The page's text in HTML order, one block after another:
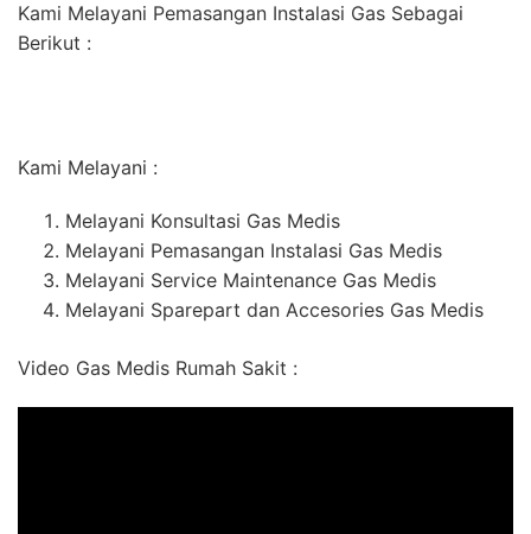
Kami Melayani Pemasangan Instalasi Gas Sebagai
Berikut :
Kami Melayani :
Melayani Konsultasi Gas Medis
Melayani Pemasangan Instalasi Gas Medis
Melayani Service Maintenance Gas Medis
Melayani Sparepart dan Accesories Gas Medis
Video Gas Medis Rumah Sakit :